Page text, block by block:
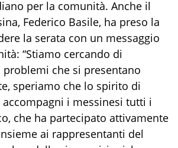
per la comunità. Anche il
Federico Basile, ha preso la
la serata con un messaggio
“Stiamo cercando di
che si presentano
speriamo che lo spirito di
i messinesi tutti i
che ha partecipato attivamente
ai rappresentanti del